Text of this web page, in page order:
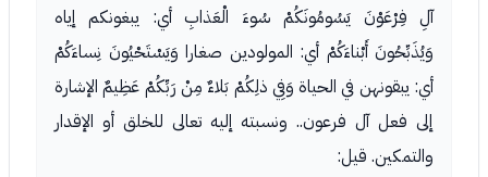
آلِ فِرْعَوْنَ يَسُومُونَكُمْ سُوءَ الْعَذابِ أي: يبغونكم إياه
وَيُذَبِّحُونَ أَبْناءَكُمْ أي: المولودين صغارا وَيَسْتَحْيُونَ نِساءَكُمْ
أي: يبقونهن في الحياة وَفِي ذلِكُمْ بَلاءٌ مِنْ رَبِّكُمْ عَظِيمٌ الإشارة
إلى فعل آل فرعون.. ونسبته إليه تعالى للخلق أو الإقدار
والتمكين. قيل: